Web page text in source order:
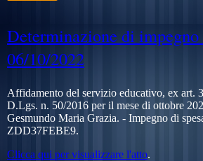
Determinazione di
06/10/2022
Affidamento del servizio educativo, ex art.
D.Lgs. n. 50/2016 per il mese di ottobre
Gesmundo Maria Grazia. - Impegno di
ZDD37FEBE9.
Clicca qui per visualizzare l'atto.